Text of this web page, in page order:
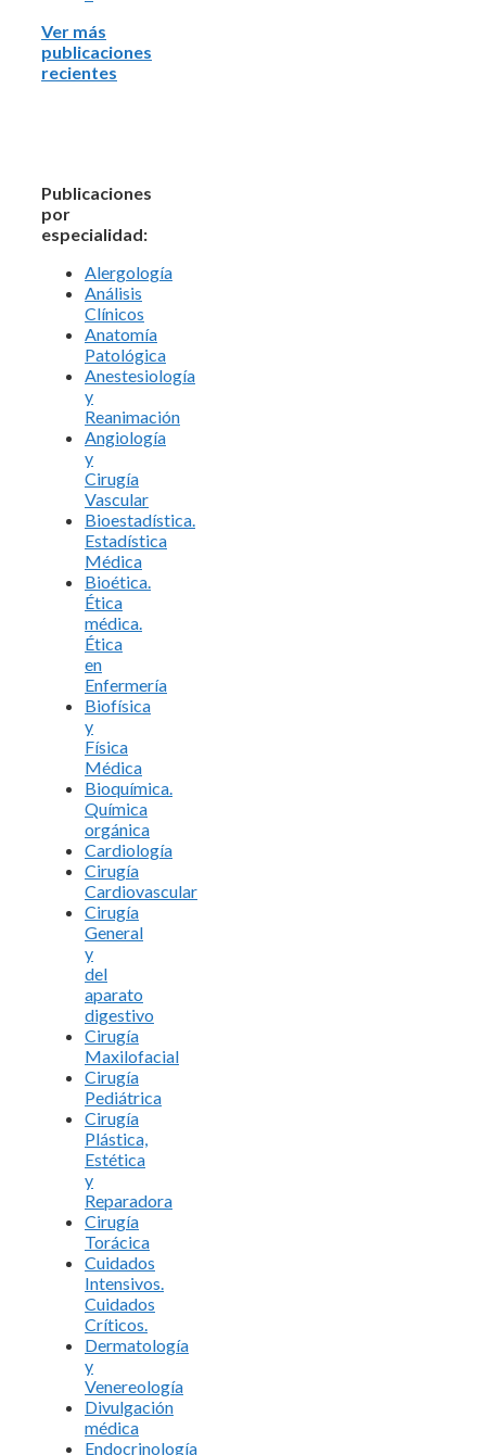
Ver más
publicaciones
recientes
Publicaciones
por
especialidad:
Alergología
Análisis
Clínicos
Anatomía
Patológica
Anestesiología
y
Reanimación
Angiología
y
Cirugía
Vascular
Bioestadística.
Estadística
Médica
Bioética.
Ética
médica.
Ética
en
Enfermería
Biofísica
y
Física
Médica
Bioquímica.
Química
orgánica
Cardiología
Cirugía
Cardiovascular
Cirugía
General
y
del
aparato
digestivo
Cirugía
Maxilofacial
Cirugía
Pediátrica
Cirugía
Plástica,
Estética
y
Reparadora
Cirugía
Torácica
Cuidados
Intensivos.
Cuidados
Críticos.
Dermatología
y
Venereología
Divulgación
médica
Endocrinología